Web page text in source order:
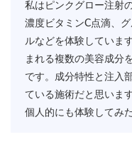
私はピンクグロー注射
濃度ビタミンC点滴、
ルなどを体験していま
まれる複数の美容成分
です。成分特性と注入
ている施術だと思います
個人的にも体験してみ